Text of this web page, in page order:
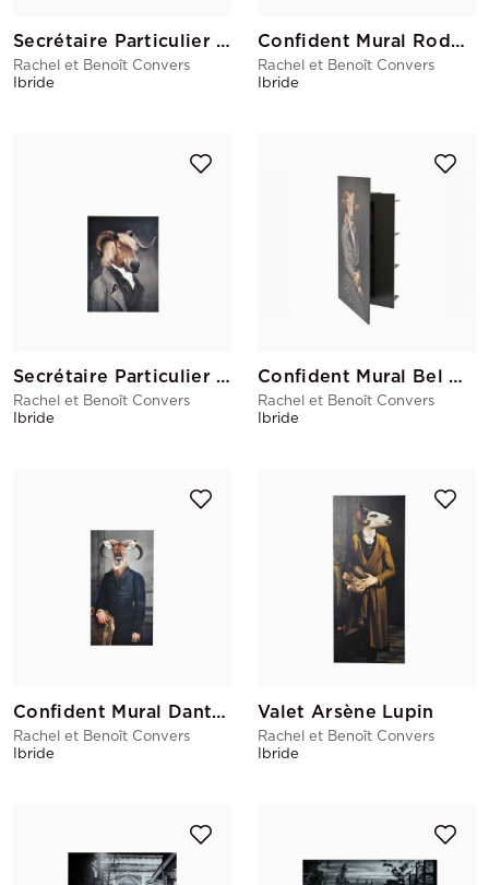
Secrétaire Particulier Rastignac
Rachel et Benoît Convers
Ibride
Confident Mural Rodolphe
Rachel et Benoît Convers
Ibride
Secrétaire Particulier Chatterton
Rachel et Benoît Convers
Ibride
Confident Mural Bel Ami
Rachel et Benoît Convers
Ibride
Confident Mural Dantès
Rachel et Benoît Convers
Ibride
Valet Arsène Lupin
Rachel et Benoît Convers
Ibride